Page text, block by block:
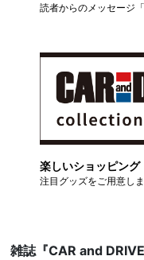
読者からのメッセージ
楽しいショッピング
注目グッズをご用意し
雑誌『CAR and